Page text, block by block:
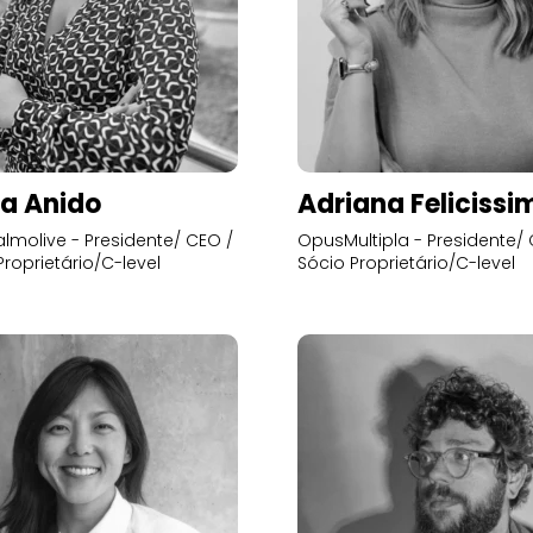
Anido
- Presidente/ CEO /
C-level
Adriana
OpusMultipla - Presidente/
Sócio Proprietário/C-level